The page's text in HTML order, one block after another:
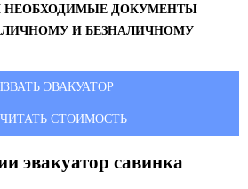
НЕОБХОДИМЫЕ ДОКУМЕНТЫ
И БЕЗНАЛИЧНОМУ
ЭВАКУАТОР
СТОИМОСТЬ
эвакуатор савинка